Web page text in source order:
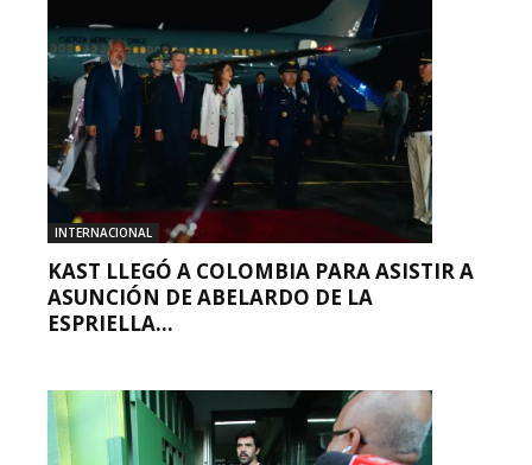
INTERNACIONAL
KAST LLEGÓ A COLOMBIA PARA ASISTIR A
ASUNCIÓN DE ABELARDO DE LA
ESPRIELLA...